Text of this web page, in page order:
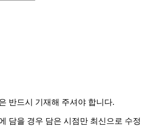
반드시 기재해 주셔야 합니다.
담을 경우 담은 시점만 최신으로 수정